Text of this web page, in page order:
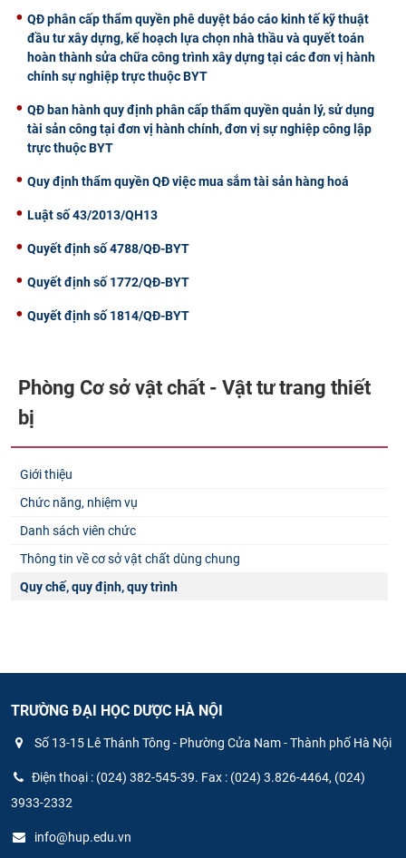
QĐ phân cấp thẩm quyền phê duyệt báo cáo kinh tế kỹ thuật
đầu tư xây dựng, kế hoạch lựa chọn nhà thầu và quyết toán
hoàn thành sửa chữa công trình xây dựng tại các đơn vị hành
chính sự nghiệp trực thuộc BYT
QĐ ban hành quy định phân cấp thẩm quyền quản lý, sử dụng
tài sản công tại đơn vị hành chính, đơn vị sự nghiệp công lập
trực thuộc BYT
Quy định thẩm quyền QĐ việc mua sắm tài sản hàng hoá
Luật số 43/2013/QH13
Quyết định số 4788/QĐ-BYT
Quyết định số 1772/QĐ-BYT
Quyết định số 1814/QĐ-BYT
Phòng Cơ sở vật chất - Vật tư trang thiết
bị
Giới thiệu
Chức năng, nhiệm vụ
Danh sách viên chức
Thông tin về cơ sở vật chất dùng chung
Quy chế, quy định, quy trình
TRƯỜNG ĐẠI HỌC DƯỢC HÀ NỘI
Số 13-15 Lê Thánh Tông - Phường Cửa Nam - Thành phố Hà Nội
Điện thoại : (024) 382-545-39. Fax : (024) 3.826-4464, (024)
3933-2332
info@hup.edu.vn